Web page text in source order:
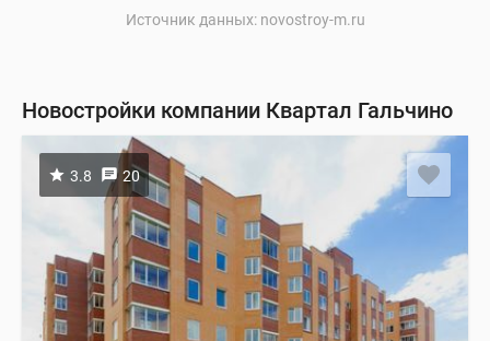
Источник данных: novostroy-m.ru
Новостройки компании Квартал Гальчино
3.8 20